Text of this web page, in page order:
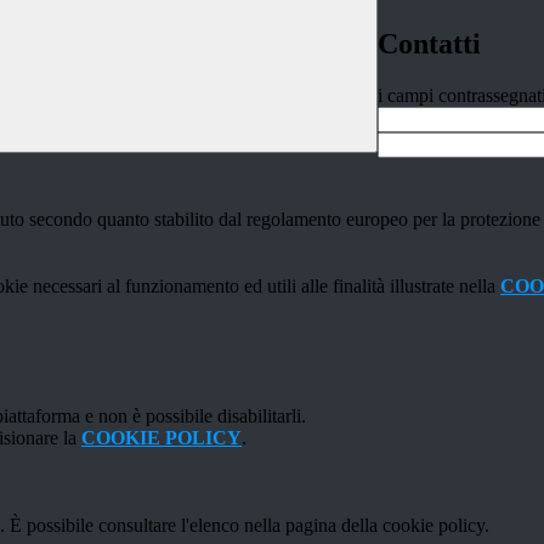
Contatti
i campi
secondo quanto stabilito dal regolamento europeo per la
necessari al funzionamento ed utili alle finalità illustrate nella
e non è possibile disabilitarli.
la COOKIE POLICY.
possibile consultare l'elenco nella pagina della cookie policy.